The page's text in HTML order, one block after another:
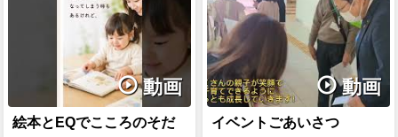
動画
絵本とEQでこころのそだ
動画
イベントごあいさつ